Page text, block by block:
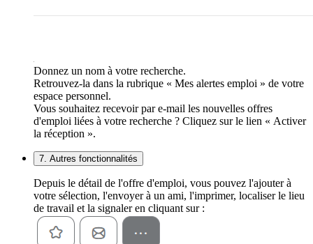
Donnez un nom à votre recherche.
Retrouvez-la dans la rubrique « Mes alertes emploi » de votre
espace personnel.
Vous souhaitez recevoir par e-mail les nouvelles offres
d'emploi liées à votre recherche ? Cliquez sur le lien « Activer
la réception ».
7. Autres fonctionnalités
Depuis le détail de l'offre d'emploi, vous pouvez l'ajouter à
votre sélection, l'envoyer à un ami, l'imprimer, localiser le lieu
de travail et la signaler en cliquant sur :